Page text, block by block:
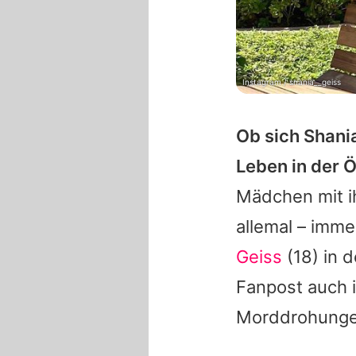
Ob sich
Leben in der
Mädchen mit
allemal –
Geiss (18) in
Fanpost auch
Instagram / shania__geiss